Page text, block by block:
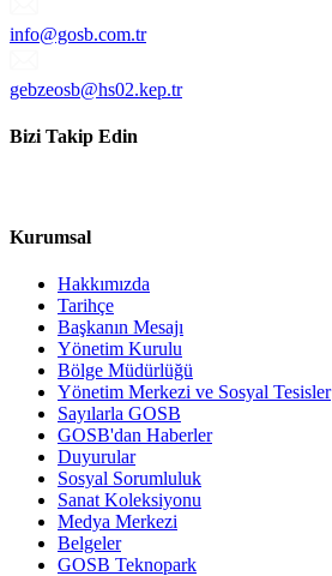
info@gosb.com.tr
gebzeosb@hs02.kep.tr
Bizi Takip Edin
Kurumsal
Hakkımızda
Tarihçe
Başkanın Mesajı
Yönetim Kurulu
Bölge Müdürlüğü
Yönetim Merkezi ve Sosyal Tesisler
Sayılarla GOSB
GOSB'dan Haberler
Duyurular
Sosyal Sorumluluk
Sanat Koleksiyonu
Medya Merkezi
Belgeler
GOSB Teknopark